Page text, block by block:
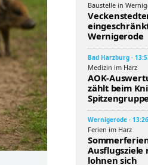
Baustelle in
Wernigerode
Bad Harzburg ·
Medizin im Harz
AOK-
zählt beim
Spitzengruppe
Wernigerode ·
Ferien im Harz
Ausflugsziele
lohnen sich